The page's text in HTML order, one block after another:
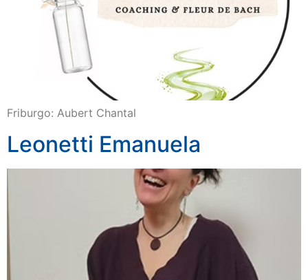
Friburgo: Aubert Chantal
Leonetti Emanuela